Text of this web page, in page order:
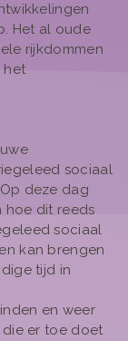
Het al oude
rijkdommen
het
sociaal
deze dag
hoe dit reeds
sociaal
kan brengen
tijd in
en weer
die er toe doet